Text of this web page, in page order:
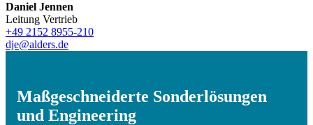
Daniel Jennen
Leitung Vertrieb
+49 2152 8955-210
dje@alders.de
Maßgeschneiderte Sonderlösungen
und Engineering